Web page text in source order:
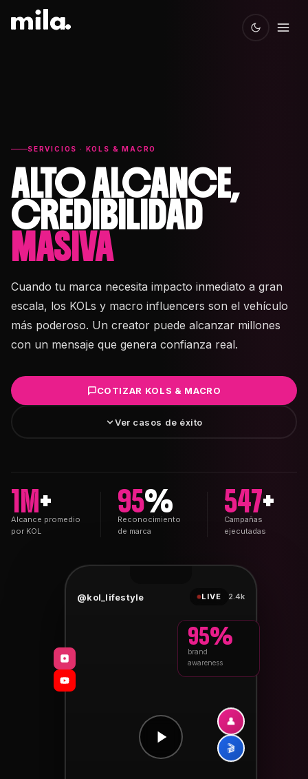
SERVICIOS · KOLS & MACRO
ALTO ALCANCE,
CREDIBILIDAD
MASIVA
Cuando tu marca necesita impacto inmediato a gran
escala, los KOLs y macro influencers son el vehículo
más poderoso. Un creator puede alcanzar millones
con un mensaje que genera confianza real.
COTIZAR KOLS & MACRO
Ver casos de éxito
1M+
Alcance promedio
por KOL
95%
Reconocimiento
de marca
547+
Campañas
ejecutadas
@kol_lifestyle LIVE 2.4k
👤
🎬
95%
brand
awareness